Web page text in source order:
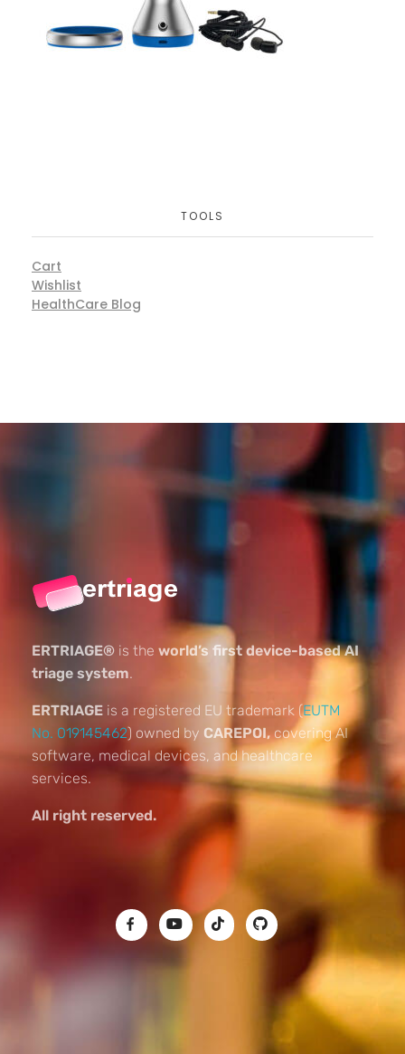
TOOLS
Cart
Wishlist
HealthCare Blog
ERTRIAGE® is the world’s first device-based AI
triage system.
ERTRIAGE is a registered EU trademark (EUTM
No. 019145462) owned by CAREPOI,covering AI
software, medical devices, and healthcare
services.
All right reserved.